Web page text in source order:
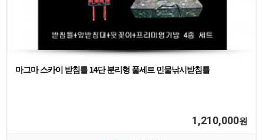
마그마 스카이 받침틀 14단 분리형 풀세트 민물낚시받침틀
1,210,000원